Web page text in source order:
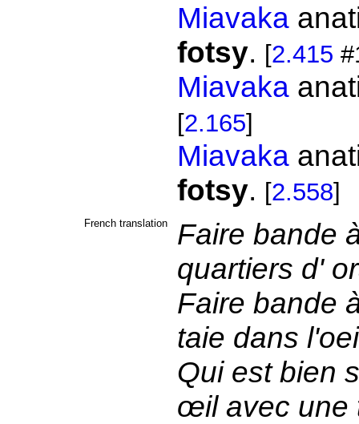
Miavaka
fotsy. [2.415
Miavaka
[2.165]
Miavaka
fotsy. [2.558]
French translation
Faire bande
quartiers d'
Faire bande
taie dans
Qui est bien
œil avec une